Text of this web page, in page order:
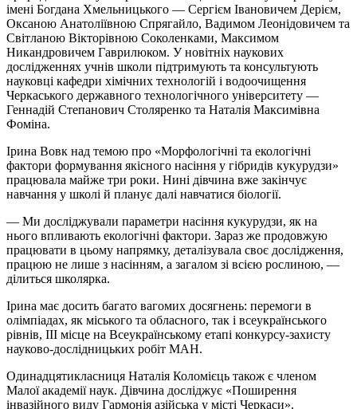
імені Богдана Хмельницького — Сергієм Івановичем Дерієм,
Оксаною Анатоліївною Спрягайло, Вадимом Леонідовичем та
Світланою Вікторівною Соколенками, Максимом
Никандровичем Гаврилюком. У новітніх наукових
дослідженнях учнів школи підтримують та консультують
науковці кафедри хімічних технологій і водоочищення
Черкаського державного технологічного університету —
Геннадій Степанович Столяренко та Наталія Максимівна
Фоміна.
Ірина Вовк над темою про «Морфологічні та екологічні
фактори формування якісного насіння у гібридів кукурудзи»
працювала майже три роки. Нині дівчина вже закінчує
навчання у школі й планує далі навчатися біології.
— Ми досліджували параметри насіння кукурудзи, як на
нього впливають екологічні фактори. Зараз же продовжую
працювати в цьому напрямку, деталізувала своє дослідження,
працюю не лише з насінням, а загалом зі всією рослиною, —
ділиться школярка.
Ірина має досить багато вагомих досягнень: перемоги в
олімпіадах, як міського та обласного, так і всеукраїнського
рівнів, ІІІ місце на Всеукраїнському етапі конкурсу-захисту
науково-дослідницьких робіт МАН.
Одинадцятикласниця Наталія Коломієць також є членом
Малої академії наук. Дівчина досліджує «Поширення
інвазійного виду Гармонія азійська у місті Черкаси».